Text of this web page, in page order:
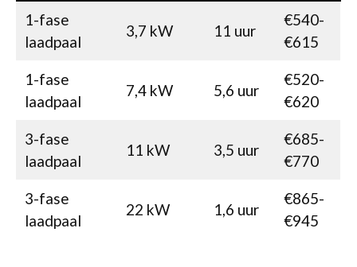
1-fase
laadpaal
3,7 kW 11 uur
€540-
€615
1-fase
laadpaal
7,4 kW 5,6 uur
€520-
€620
3-fase
laadpaal
11 kW 3,5 uur
€685-
€770
3-fase
laadpaal
22 kW 1,6 uur
€865-
€945